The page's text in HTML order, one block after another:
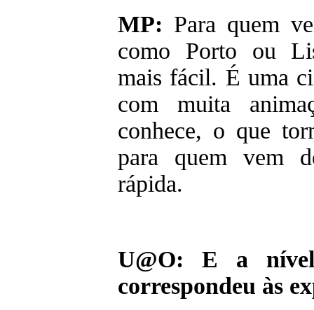
MP: Para quem
como Porto ou
mais fácil. É uma
com muita
conhece, o que
para quem vem
rápida.
U@O: E a
correspondeu às